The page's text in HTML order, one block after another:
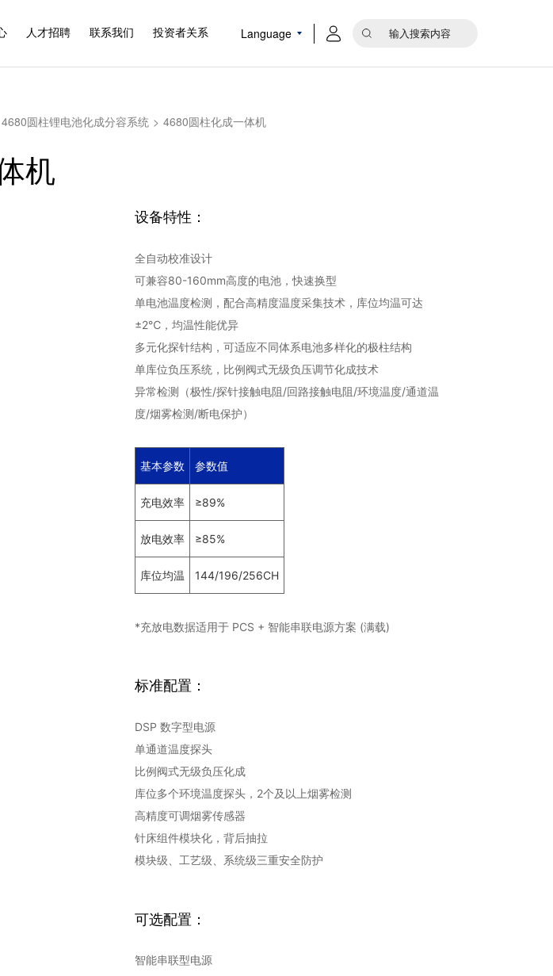
人才招聘 联系我们 投资者关系 Language
4680圆柱锂电池化成分容系统 > 4680圆柱化成一体机
机
设备特性：
全自动校准设计
可兼容80-160mm高度的电池，快速换型
单电池温度检测，配合高精度温度采集技术，库位均温可达
±2℃，均温性能优异
多元化探针结构，可适应不同体系电池多样化的极柱结构
单库位负压系统，比例阀式无级负压调节化成技术
异常检测（极性/探针接触电阻/回路接触电阻/环境温度/通道温
度/烟雾检测/断电保护）
基本参数 参数值
充电效率 ≥89%
放电效率 ≥85%
库位均温 144/196/256CH
*充放电数据适用于 PCS + 智能串联电源方案 (满载)
标准配置：
DSP 数字型电源
单通道温度探头
比例阀式无级负压化成
库位多个环境温度探头，2个及以上烟雾检测
高精度可调烟雾传感器
针床组件模块化，背后抽拉
模块级、工艺级、系统级三重安全防护
可选配置：
智能串联型电源